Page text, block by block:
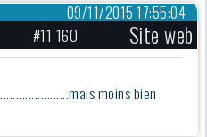
09/11/2015 17:55:04
#11 160 Site web
moins bien